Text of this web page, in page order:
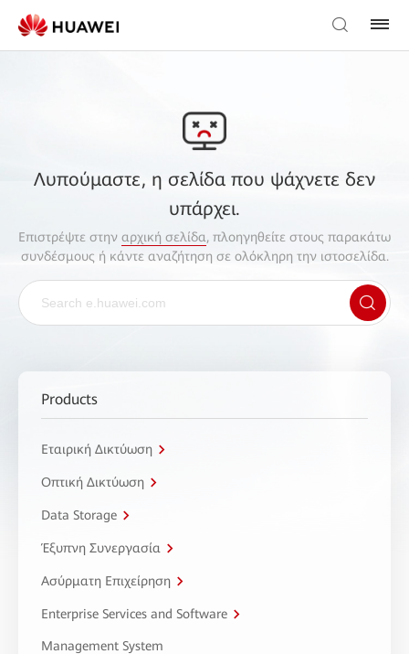
Λυπούμαστε, η σελίδα που ψάχνετε δεν
υπάρχει.
Επιστρέψτε στην αρχική σελίδα, πλοηγηθείτε στους παρακάτω
συνδέσμους ή κάντε αναζήτηση σε ολόκληρη την ιστοσελίδα.
Products
Εταιρική Δικτύωση
Οπτική Δικτύωση
Data Storage
Έξυπνη Συνεργασία
Ασύρματη Επιχείρηση
Enterprise Services and Software
Management System